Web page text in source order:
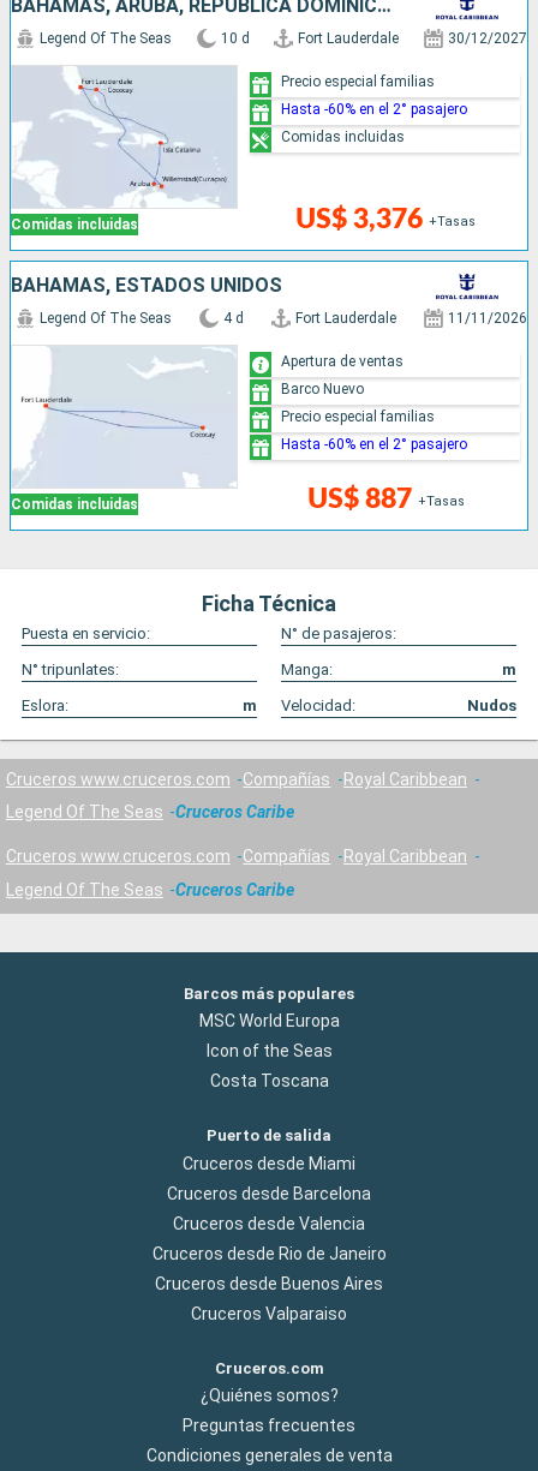
BAHAMAS, ARUBA, REPÚBLICA DOMINICANA, ESTADOS UNIDOS
Comidas incluidas
Legend Of The Seas 10 d Fort Lauderdale 30/12/2027
US$ 3,376 +Tasas
Precio especial familias
Hasta -60% en el 2° pasajero
Comidas incluidas
BAHAMAS, ESTADOS UNIDOS
Comidas incluidas
Legend Of The Seas 4 d Fort Lauderdale 11/11/2026
US$ 887 +Tasas
Apertura de ventas
Barco Nuevo
Precio especial familias
Hasta -60% en el 2° pasajero
Ficha Técnica
Puesta en servicio:
N° de pasajeros:
N° tripunlates:
Manga:
m
Eslora:
m Velocidad: Nudos
Cruceros www.cruceros.com Compañías
Royal Caribbean
Legend Of The Seas
Cruceros Caribe
Cruceros www.cruceros.com Compañías
Royal Caribbean
Legend Of The Seas
Cruceros Caribe
Barcos más populares
MSC World Europa
Icon of the Seas
Costa Toscana
Puerto de salida
Cruceros desde Miami
Cruceros desde Barcelona
Cruceros desde Valencia
Cruceros desde Rio de Janeiro
Cruceros desde Buenos Aires
Cruceros Valparaiso
Cruceros.com
¿Quiénes somos?
Preguntas frecuentes
Condiciones generales de venta